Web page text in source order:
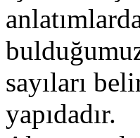
sayıları
yapıdadır.